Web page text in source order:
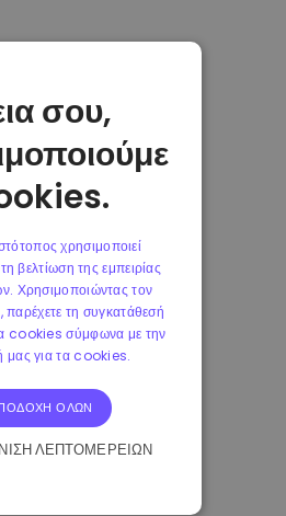
σου,
χρησιμοποιεί
βελτίωση της εμπειρίας
Χρησιμοποιώντας τον
παρέχετε τη συγκατάθεσή
cookies σύμφωνα με την
μας για τα cookies.
ΌΛΩΝ
ΛΕΠΤΟΜΕΡΕΙΏΝ